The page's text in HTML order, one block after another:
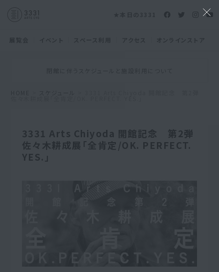
3331 Arts Chiyoda 開館記念 第2弾
佐々木耕成展「全肯定/OK. PERFECT.
YES.」